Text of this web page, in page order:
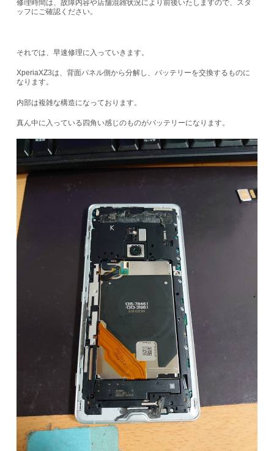
修理時間は、故障内容や店舗混雑状況により前後いたしますので、スタ
ッフにご確認ください。
それでは、早速修理に入っていきます。
XperiaXZ3は、背面パネル側から分解し、バッテリーを交換するものに
なります。
内部は複雑な構造になっております。
真ん中に入っている四角い感じのものがバッテリーになります。